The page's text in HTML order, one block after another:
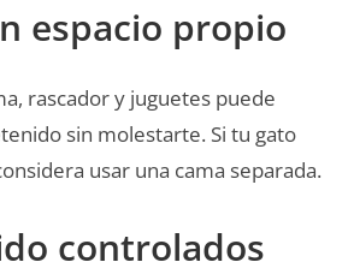
espacio propio
rascador y juguetes puede
sin molestarte. Si tu gato
usar una cama separada.
controlados